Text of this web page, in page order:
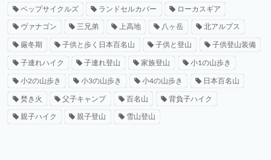
ペップサイクルズ ランドセルカバー ローカスギア
ヴァナゴン 三兄弟 上高地 八ヶ岳 北アルプス
厳冬期 子供と歩く日本百名山 子供と登山 子供登山装備
子連れハイク 子連れ登山 家族登山 小1の山歩き
小2の山歩き 小3の山歩き 小4の山歩き 日本百名山
焚き火 父子キャンプ 百名山 背負子ハイク
親子ハイク 親子登山 雪山登山